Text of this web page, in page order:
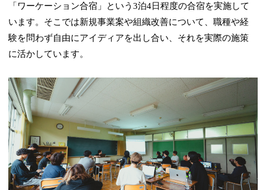
「ワーケーション合宿」という3泊4日程度の合宿を実施して
います。そこでは新規事業案や組織改善について、職種や経
験を問わず自由にアイディアを出し合い、それを実際の施策
に活かしています。